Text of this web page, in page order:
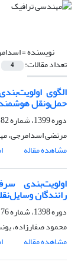
نویسنده =
تعداد مقالات: 4
الگوی
حمل‌ونقل
دوره 1399، شماره 82، پاییز 1399، صفحه
مرتضی اسدامرجی،
مشاهده مقاله
اولویت‌بندی
رانندگان
دوره 1398، شماره 76، بهار 1398، صفحه
محمود صفارزاده،
مشاهده مقاله